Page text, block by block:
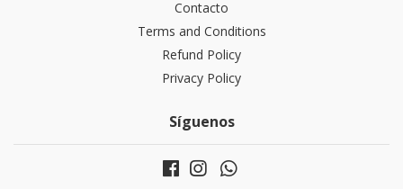
Contacto
Terms and Conditions
Refund Policy
Privacy Policy
Síguenos